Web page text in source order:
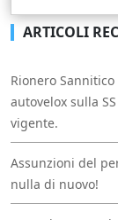
ARTICOLI
Rionero
autovelox sulla
vigente.
Assunzioni del
nulla di nuovo!